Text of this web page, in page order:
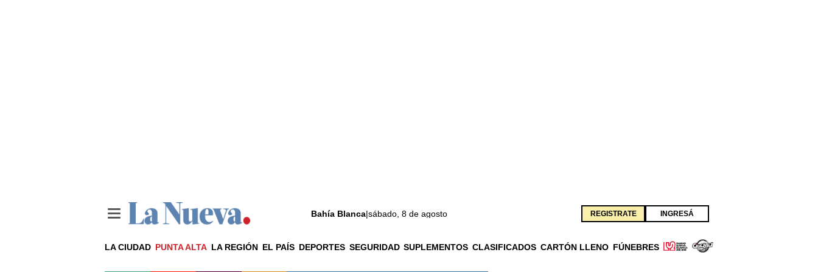
Bahía Blanca|sábado, 8 de agosto REGISTRATE INGRESÁ
LA CIUDAD PUNTA ALTA LA REGIÓN EL PAÍS DEPORTES SEGURIDAD SUPLEMENTOS CLASIFICADOS CARTÓN LLENO FÚNEBRES